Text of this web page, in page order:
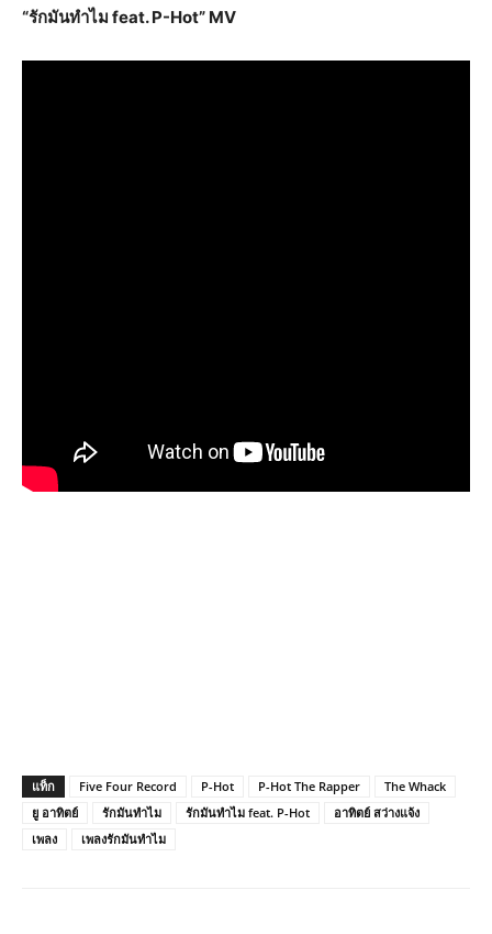
“รักมันทำไม feat. P-Hot” MV
แท็ก Five Four Record P-Hot P-Hot The Rapper
The Whack
ยู อาทิตย์
รักมันทำไม รักมันทำไม feat. P-Hot
อาทิตย์ สว่างแจ้ง
เพลง
เพลงรักมันทำไม